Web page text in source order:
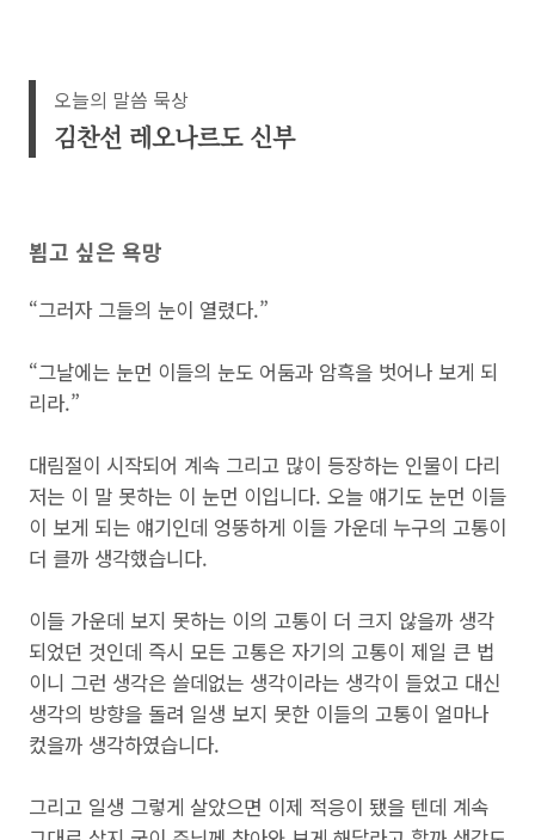
오늘의 말씀 묵상
김찬선 레오나르도 신부
뵙고 싶은 욕망
“그러자 그들의 눈이 열렸다.”
“그날에는 눈먼 이들의 눈도 어둠과 암흑을 벗어나 보게 되
리라.”
대림절이 시작되어 계속 그리고 많이 등장하는 인물이 다리
저는 이 말 못하는 이 눈먼 이입니다. 오늘 얘기도 눈먼 이들
이 보게 되는 얘기인데 엉뚱하게 이들 가운데 누구의 고통이
더 클까 생각했습니다.
이들 가운데 보지 못하는 이의 고통이 더 크지 않을까 생각
되었던 것인데 즉시 모든 고통은 자기의 고통이 제일 큰 법
이니 그런 생각은 쓸데없는 생각이라는 생각이 들었고 대신
생각의 방향을 돌려 일생 보지 못한 이들의 고통이 얼마나
컸을까 생각하였습니다.
그리고 일생 그렇게 살았으면 이제 적응이 됐을 텐데 계속